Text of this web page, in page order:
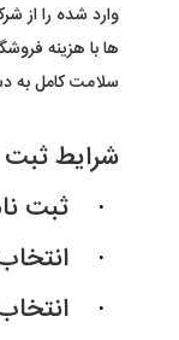
وارد شده را از
ها با هزینه
سلامت کامل به
شرایط
· ثبت
·
·